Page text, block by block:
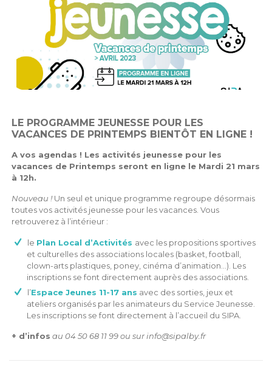
LE PROGRAMME JEUNESSE POUR LES
VACANCES DE PRINTEMPS BIENTÔT EN LIGNE !
A vos agendas ! Les activités jeunesse pour les
vacances de Printemps seront en ligne le Mardi 21 mars
à 12h.
Nouveau !Un seul et unique programme regroupe désormais
toutes vos activités jeunesse pour les vacances. Vous
retrouverez à l’intérieur :
le Plan Local d’Activités avec les propositions sportives
et culturelles des associations locales (basket, football,
clown-arts plastiques, poney, cinéma d’animation…). Les
inscriptions se font directement auprès des associations.
l’Espace Jeunes 11-17 ans avec des sorties, jeux et
ateliers organisés par les animateurs du Service Jeunesse.
Les inscriptions se font directement à l’accueil du SIPA.
+ d’infos au 04 50 68 11 99 ou sur info@sipalby.fr